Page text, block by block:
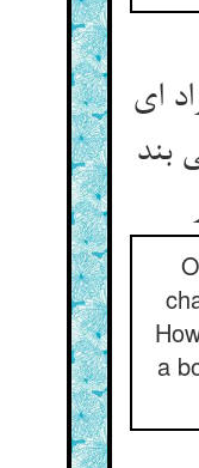
ای
بند
a